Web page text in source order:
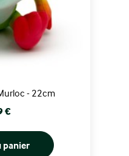
- 22cm
€
panier